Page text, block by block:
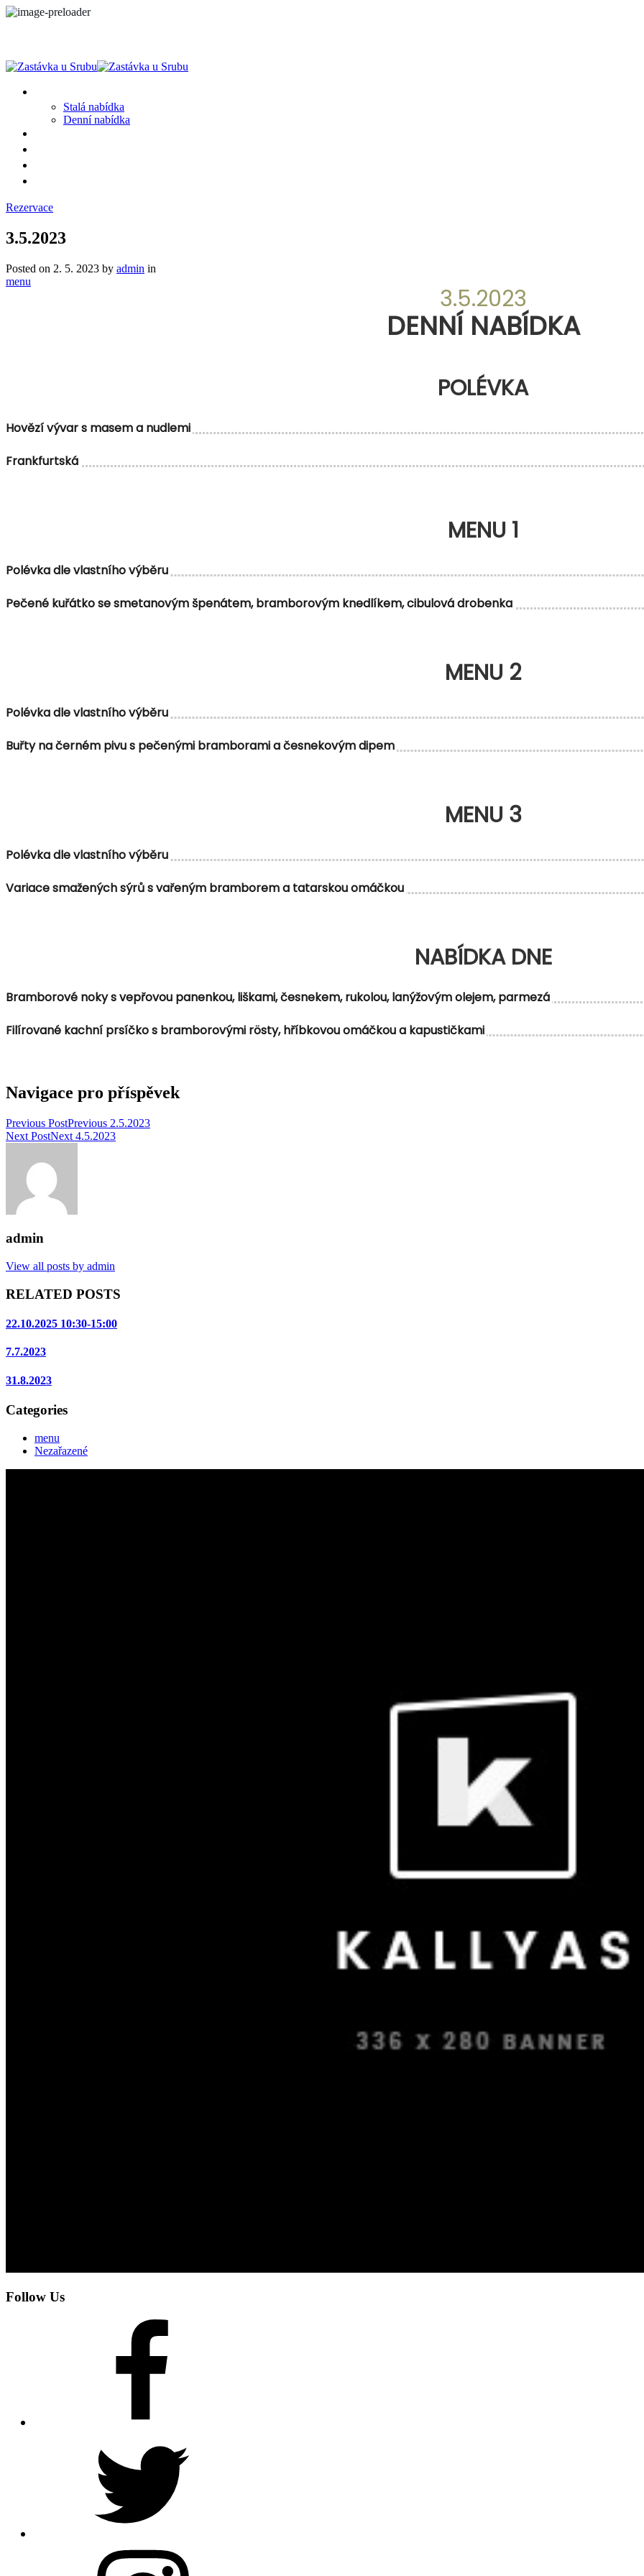
Stalá nabídka
Denní nabídka
Rezervace
3.5.2023
Posted on 2. 5. 2023 by admin in
menu
3.5.2023
DENNÍ NABÍDKA
POLÉVKA
Hovězí vývar s masem a nudlemi
Frankfurtská
MENU 1
Polévka dle vlastního výběru
Pečené kuřátko se smetanovým špenátem, bramborovým knedlíkem, cibulová drobenka
MENU 2
Polévka dle vlastního výběru
Buřty na černém pivu s pečenými bramborami a česnekovým dipem
MENU 3
Polévka dle vlastního výběru
Variace smažených sýrů s vařeným bramborem a tatarskou omáčkou
NABÍDKA DNE
Bramborové noky s vepřovou panenkou, liškami, česnekem, rukolou, lanýžovým olejem, parmezá
Filírované kachní prsíčko s bramborovými rösty, hříbkovou omáčkou a kapustičkami
Navigace pro příspěvek
Previous PostPrevious 2.5.2023
Next PostNext 4.5.2023
admin
View all posts by admin
RELATED POSTS
22.10.2025 10:30-15:00
7.7.2023
31.8.2023
Categories
menu
Nezařazené
Follow Us